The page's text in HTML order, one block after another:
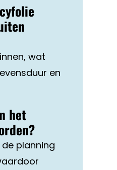
wat
en
het
planning